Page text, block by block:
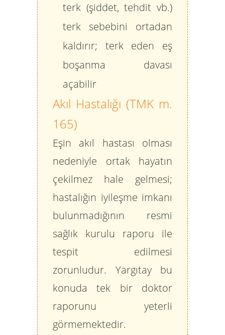
terk (şiddet, tehdit vb.)
terk sebebini ortadan
kaldırır; terk eden eş
boşanma davası
açabilir
Akıl Hastalığı (TMK m.
165)
Eşin akıl hastası olması
nedeniyle ortak hayatın
çekilmez hale gelmesi;
hastalığın iyileşme imkanı
bulunmadığının resmi
sağlık kurulu raporu ile
tespit edilmesi
zorunludur. Yargıtay bu
konuda tek bir doktor
raporunu yeterli
görmemektedir.